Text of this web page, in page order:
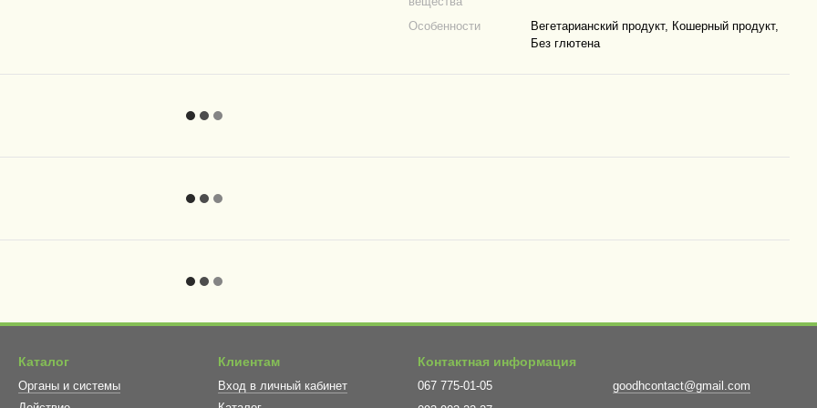
Особенности
Вегетарианский продукт, Кошерный продукт,
Без глютена
Каталог
Органы и системы
Клиентам
Вход в личный кабинет
Контактная информация
067 775-01-05
goodhcontact@gmail.com